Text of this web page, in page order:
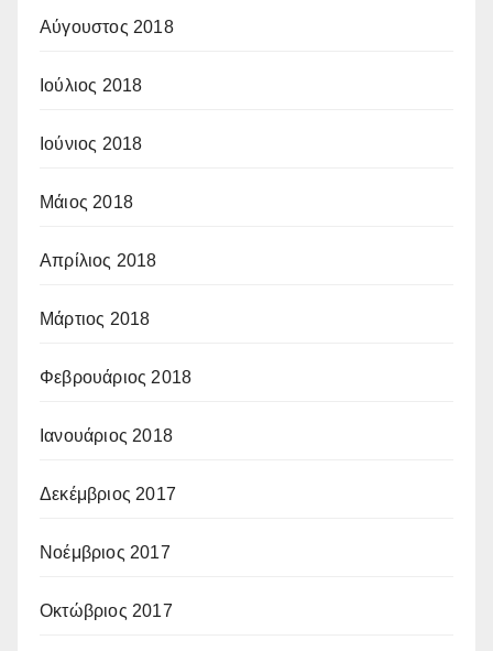
Αύγουστος 2018
Ιούλιος 2018
Ιούνιος 2018
Μάιος 2018
Απρίλιος 2018
Μάρτιος 2018
Φεβρουάριος 2018
Ιανουάριος 2018
Δεκέμβριος 2017
Νοέμβριος 2017
Οκτώβριος 2017